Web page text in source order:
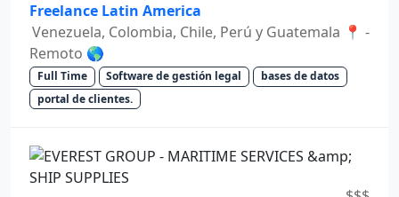
Freelance Latin America
Venezuela, Colombia, Chile, Perú y Guatemala 📍 -
Remoto 🌎
Full Time Software de gestión legal
bases de datos
portal de clientes.